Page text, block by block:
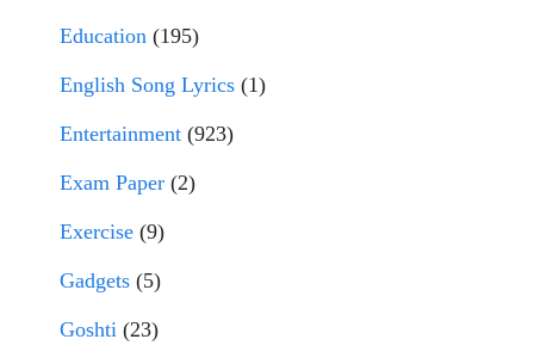
Education (195)
English Song Lyrics (1)
Entertainment (923)
Exam Paper (2)
Exercise (9)
Gadgets (5)
Goshti (23)